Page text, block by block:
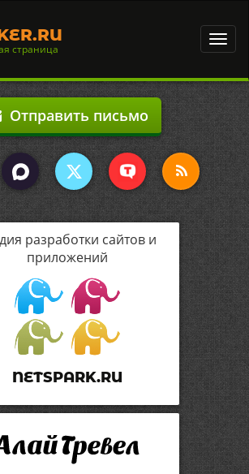
страница
Отправить письмо
разработки сайтов и
приложений
NETSPARK.RU